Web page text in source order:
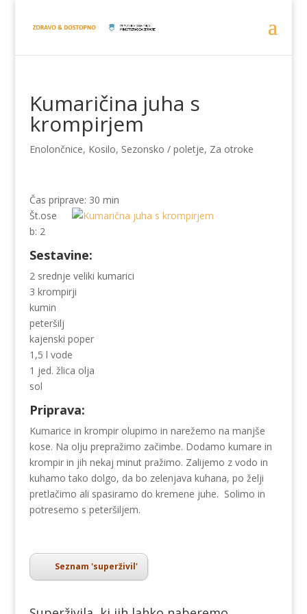
Kumaričina juha s
krompirjem
Enolončnice, Kosilo, Sezonsko / poletje, Za otroke
Čas priprave: 30 min
Št.ose
b: 2
Sestavine:
2 srednje veliki kumarici
3 krompirji
kumin
peteršilj
kajenski poper
1,5 l vode
1 jed. žlica olja
sol
Priprava:
Kumarice in krompir olupimo in narežemo na manjše
kose. Na olju prepražimo začimbe. Dodamo kumare in
krompir in jih nekaj minut pražimo. Zalijemo z vodo in
kuhamo tako dolgo, da bo zelenjava kuhana, po želji
pretlačimo ali spasiramo do kremene juhe. Solimo in
potresemo s peteršiljem.
Seznam 'superživil'